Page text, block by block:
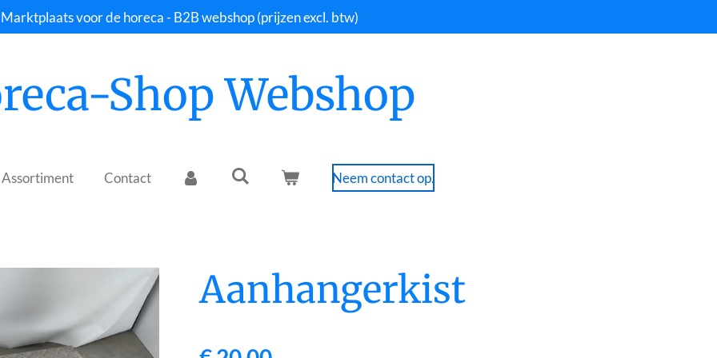
Marktplaats voor de horeca - B2B webshop (prijzen excl. btw)
Shop Webshop
Assortiment Contact Neem contact op.
Aanhangerkist